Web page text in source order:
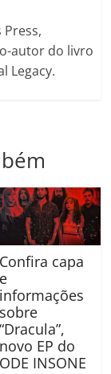
autor do livro
Legacy.
Confira capa
e
informações
sobre
“Dracula”,
novo EP do
ODE INSONE